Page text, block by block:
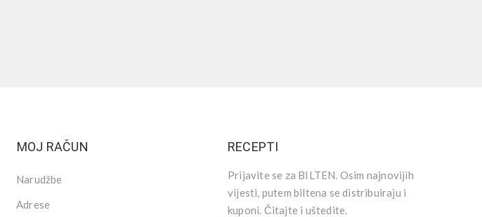
MOJ RAČUN
Narudžbe
Adrese
RECEPTI
Prijavite se za BILTEN. Osim najnovijih
vijesti, putem biltena se distribuiraju i
kuponi. Čitajte i uštedite.